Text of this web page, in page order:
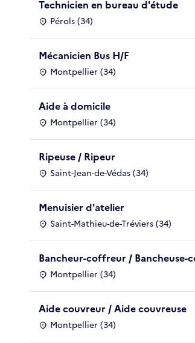
Technicien en bureau d'étude
Pérols (34)
Mécanicien Bus H/F
Montpellier (34)
Aide à domicile
Montpellier (34)
Ripeuse / Ripeur
Saint-Jean-de-Védas (34)
Menuisier d'atelier
Saint-Mathieu-de-Tréviers (34)
Bancheur-coffreur / Bancheuse-
Montpellier (34)
Aide couvreur / Aide couvreuse
Montpellier (34)